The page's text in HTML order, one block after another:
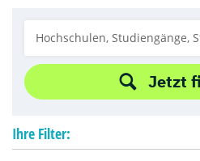
Jetzt
Ihre Filter: